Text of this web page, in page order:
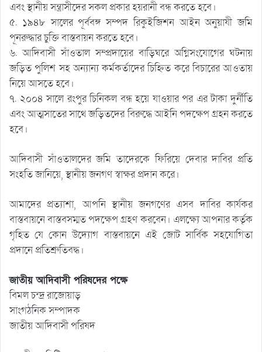
এবং স্থানীয় সন্ত্রাসীদের সকল প্রকার হয়রানী বন্ধ করতে হবে।
৫. ১৯৪৮ সালের পূর্ববঙ্গ সম্পদ রিকুইজিশন আইন অনুয়াযী জমি
পূনরুদ্ধার চুক্তি বাস্তবায়ন করতে হবে।
৬. আদিবাসী সাঁওতাল সম্প্রদায়ের বাড়িঘরে অগ্নিসংযোগের ঘটনায়
জড়িত পুলিশ সহ অন্যান্য কর্মকর্তাদের চিহ্নিত করে বিচারের আওতায়
নিয়ে আসতে হবে।
৭. ২০০৪ সালে রংপুর চিনিকল বন্ধ হয়ে যাওয়ার পর এর টাকা দুর্নীতি
এবং আত্মসাতের সাথে জড়িতদের বিরুদ্ধে আইনি পদক্ষেপ গ্রহন করতে
হবে।
আদিবাসী সাঁওতালদের জমি তাদেরকে ফিরিয়ে দেবার দাবির প্রতি
সংহতি জানিয়ে, স্থানীয় জনগণ স্বাক্ষর প্রদান করে।
আমাদের প্রত্যাশা, আপনি স্থানীয় জনগণের এসব দাবির কার্যকর
বাস্তবায়নে বাস্তবসম্মত পদক্ষেপ গ্রহণ করবেন। এলক্ষ্যে আপনার কর্তৃক
গৃহিত যে কোন উদ্যোগ বাস্তবায়নে এই জোট সার্বিক সহযোগিতা
প্রদানে প্রতিশ্রুতিবদ্ধ।
জাতীয় আদিবাসী পরিষদের পক্ষে
বিমল চন্দ্র রাজোয়াড়
সাংগঠনিক সম্পাদক
জাতীয় আদিবাসী পরিষদ